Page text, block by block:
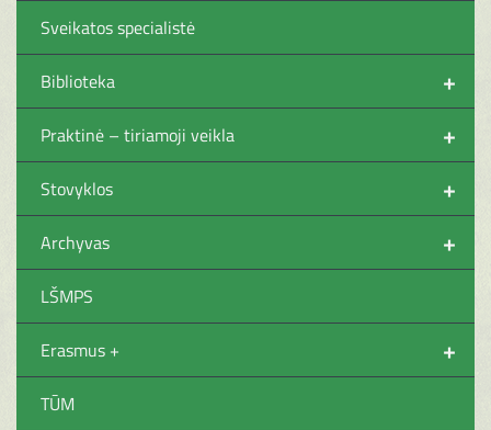
Sveikatos specialistė
+
Biblioteka
+
Praktinė – tiriamoji veikla
+
Stovyklos
+
Archyvas
LŠMPS
+
Erasmus +
TŪM